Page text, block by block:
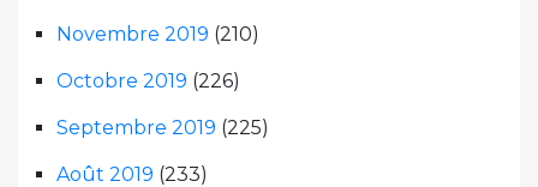
Novembre 2019 (210)
Octobre 2019 (226)
Septembre 2019 (225)
Août 2019 (233)